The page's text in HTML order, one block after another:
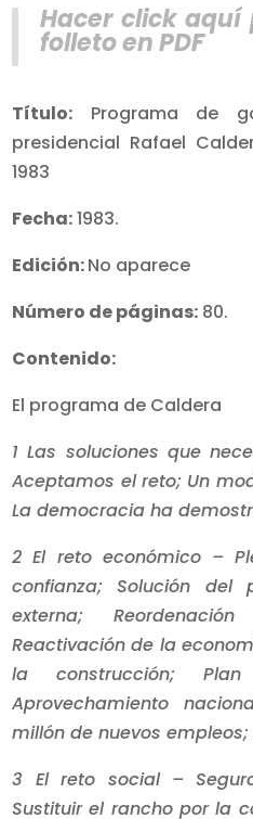
Hacer click aquí
folleto en PDF
Título: Programa de
presidencial Rafael
1983
Fecha:1983.
Edición:No aparece
Número de páginas: 80.
Contenido:
El programa de Caldera
1 Las soluciones que
Aceptamos el reto; Un
La democracia ha
2 El reto económico –
confianza; Solución
externa;
Reactivación de la
la construcción; Plan
Aprovechamiento
millón de nuevos empleos;
3 El reto social –
Sustituir el rancho por la